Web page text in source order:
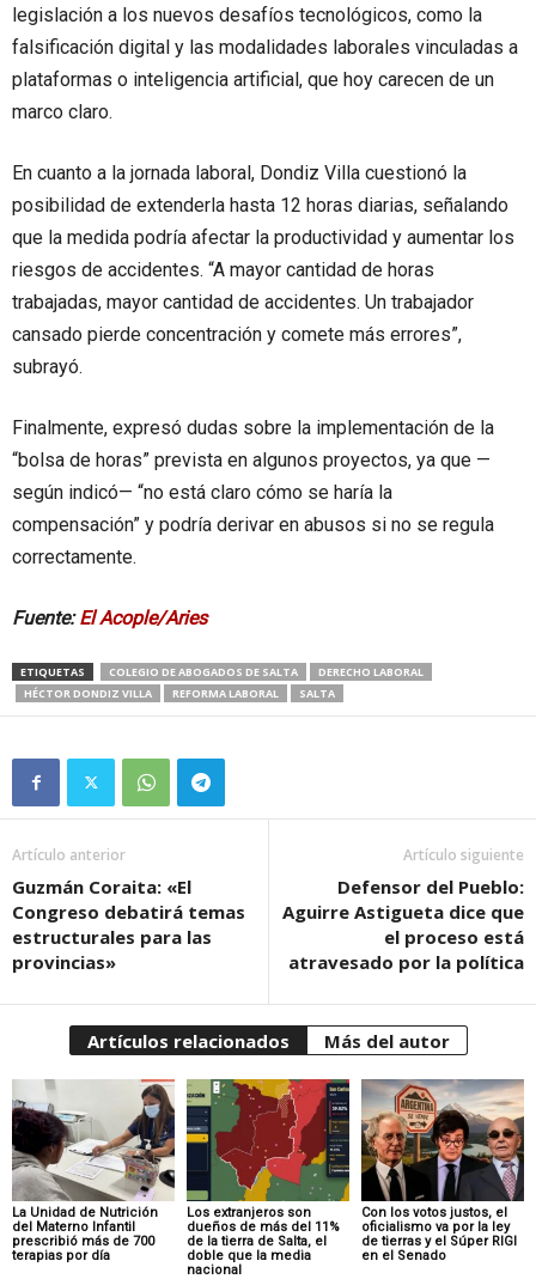
legislación a los nuevos desafíos tecnológicos, como la
falsificación digital y las modalidades laborales vinculadas a
plataformas o inteligencia artificial, que hoy carecen de un
marco claro.
En cuanto a la jornada laboral, Dondiz Villa cuestionó la
posibilidad de extenderla hasta 12 horas diarias, señalando
que la medida podría afectar la productividad y aumentar los
riesgos de accidentes. “A mayor cantidad de horas
trabajadas, mayor cantidad de accidentes. Un trabajador
cansado pierde concentración y comete más errores”,
subrayó.
Finalmente, expresó dudas sobre la implementación de la
“bolsa de horas” prevista en algunos proyectos, ya que —
según indicó— “no está claro cómo se haría la
compensación” y podría derivar en abusos si no se regula
correctamente.
Fuente:El Acople/Aries
ETIQUETAS COLEGIO DE ABOGADOS DE SALTA
DERECHO LABORAL
HÉCTOR DONDIZ VILLA
REFORMA LABORAL SALTA
Artículo anterior
Guzmán Coraita: «El
Congreso debatirá temas
estructurales para las
provincias»
Artículo siguiente
Defensor del Pueblo:
Aguirre Astigueta dice que
el proceso está
atravesado por la política
Artículos relacionados Más del autor
La Unidad de Nutrición
del Materno Infantil
prescribió más de 700
terapias por día
Los extranjeros son
dueños de más del 11%
de la tierra de Salta, el
doble que la media
nacional
Con los votos justos, el
oficialismo va por la ley
de tierras y el Súper RIGI
en el Senado